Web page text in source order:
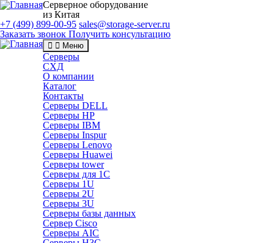
Серверное оборудование
из Китая
+7 (499) 899-00-95 sales@storage-server.ru
Заказать звонок Получить консультацию
Меню
Серверы
СХД
О компании
Каталог
Контакты
Серверы DELL
Серверы HP
Серверы IBM
Серверы Inspur
Серверы Lenovo
Серверы Huawei
Серверы tower
Серверы для 1C
Серверы 1U
Серверы 2U
Серверы 3U
Серверы базы данных
Сервер Cisco
Серверы AIC